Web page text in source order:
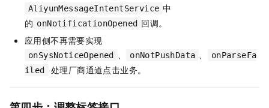
AliyunMessageIntentService 中
的 onNotificationOpened 回调。
应用侧不再需要实现
onSysNoticeOpened 、 onNotPushData 、
onParseFa
iled
处理厂商通道点击业务。